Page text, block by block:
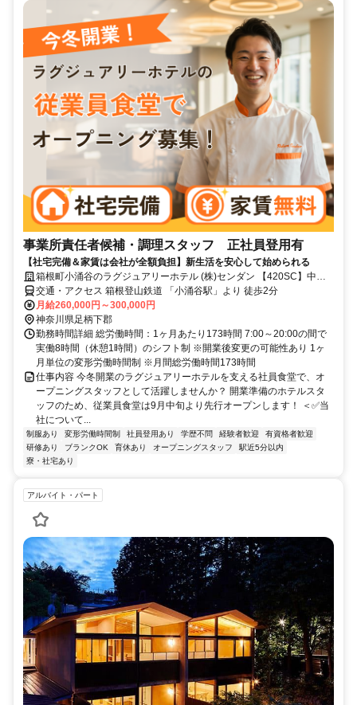
事業所責任者候補・調理スタッフ 正社員登用有
【社宅完備＆家賃は会社が全額負担】新生活を安心して始められる
箱根町小涌谷のラグジュアリーホテル (株)センダン 【420SC】中途
採用窓口
交通・アクセス 箱根登山鉄道 「小涌谷駅」より 徒歩2分
月給260,000円～300,000円
神奈川県足柄下郡
勤務時間詳細 総労働時間：1ヶ月あたり173時間 7:00～20:00の間で
実働8時間（休憩1時間）のシフト制 ※開業後変更の可能性あり 1ヶ
月単位の変形労働時間制 ※月間総労働時間173時間
仕事内容 今冬開業のラグジュアリーホテルを支える社員食堂で、オ
ープニングスタッフとして活躍しませんか？ 開業準備のホテルスタ
ッフのため、従業員食堂は9月中旬より先行オープンします！ ＜✅当
社について...
制服あり 変形労働時間制 社員登用あり 学歴不問 経験者歓迎
有資格者歓迎
研修あり
ブランクOK 育休あり オープニングスタッフ
駅近5分以内
寮・社宅あり
アルバイト・パート